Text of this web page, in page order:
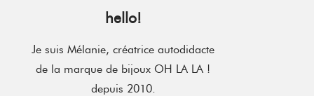
hello!
Je suis Mélanie, créatrice autodidacte
de la marque de bijoux OH LA LA !
depuis 2010.